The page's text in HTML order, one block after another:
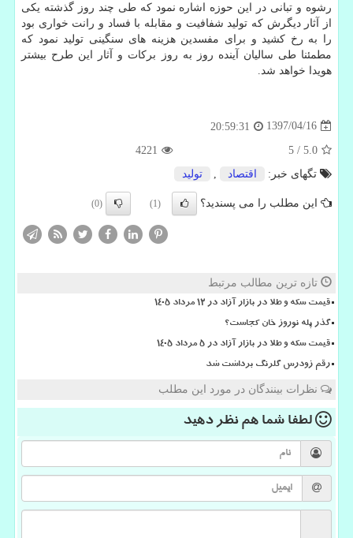
رشوه و تبانی در این حوزه اشاره نمود كه طی چند روز گذشته یكی
از آثار دیگرش كه تولید شفافیت و مقابله با فساد و رانت خواری بود
را به رخ كشید و برای مفسدین هزینه های سنگینی تولید نمود كه
مطمئنا طی سالیان آینده روز به روز بركات و آثار این طرح بیشتر
هویدا خواهد شد.
1397/04/16
20:59:31
5.0
/
5
4221
تگهای خبر:
اقتصاد تولید
این مطلب را می پسندید؟ (1)
(0)
تازه ترین مطالب مرتبط
قیمت سکه و طلا در بازار آزاد در ۱۲ مرداد ۱۴۰۵
گذر پله نوروز خان کجاست؟
قیمت سکه و طلا در بازار آزاد در ۵ مرداد ۱۴۰۵
رقم زودرس گلرنگ برداشت شد
نظرات بینندگان در مورد این مطلب
لطفا شما همنظر دهید